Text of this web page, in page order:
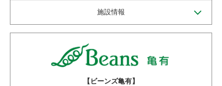
施設情報
【ビーンズ亀有】